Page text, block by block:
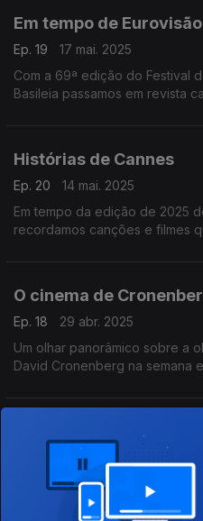
Em tempo de Eurovisão
Ep. 19
17 mai. 2025
Com a 69ª edição do Festival
Basileia passamos em revista
Histórias de Cannes
Ep. 20
14 mai. 2025
Em tempo da edição de 2025
recordamos canções e filmes
O cinema de
Ep. 18
29 abr. 2025
Um olhar panorâmico sobre a
David Cronenberg na semana
O Vaticano no cinema
23 abr. 2025
O documentário de Wim
os seus filmes preferidos